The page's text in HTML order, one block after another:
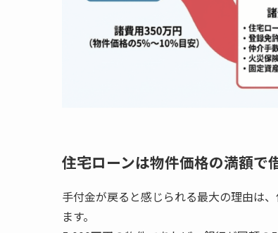
住宅ローンは物件価格の満額で
手付金が戻ると感じられる最大の理由は
ます。